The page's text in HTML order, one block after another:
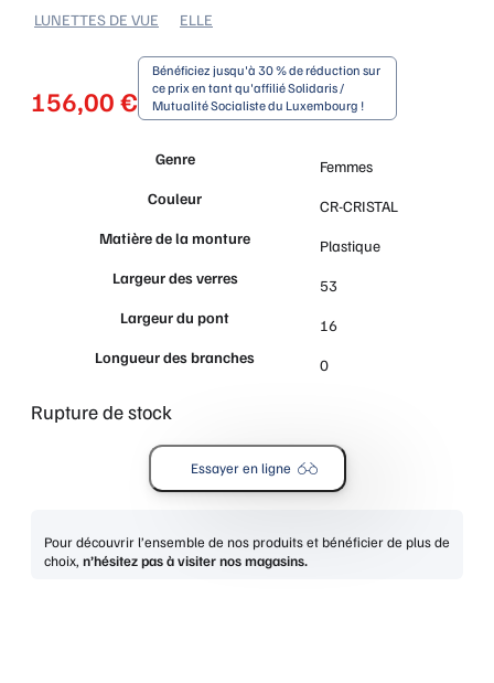
LUNETTES DE VUE ELLE
156,00 €
Bénéficiez jusqu'à 30 % de réduction sur
ce prix en tant qu'affilié Solidaris /
Mutualité Socialiste du Luxembourg !
Genre
Femmes
Couleur
CR-CRISTAL
Matière de la monture
Plastique
Largeur des verres
53
Largeur du pont
16
Longueur des branches
0
Rupture de stock
Essayer en ligne
Pour découvrir l’ensemble de nos produits et bénéficier de plus de
choix, n’hésitez pas à visiter nos magasins.